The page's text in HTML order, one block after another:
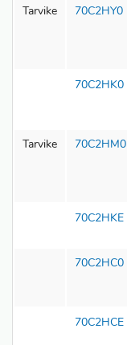
Tarvike 70C2HY0
70C2HK0
Tarvike 70C2HM0
70C2HKE
70C2HC0
70C2HCE